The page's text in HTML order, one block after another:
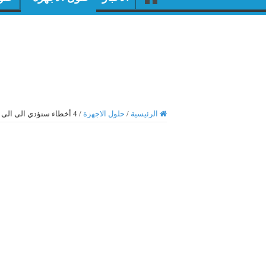
الرئيسية / حلول الاجهزة / 4 أخطاء ستؤدي الى الى تلف نظام تشغيل الحاسوب